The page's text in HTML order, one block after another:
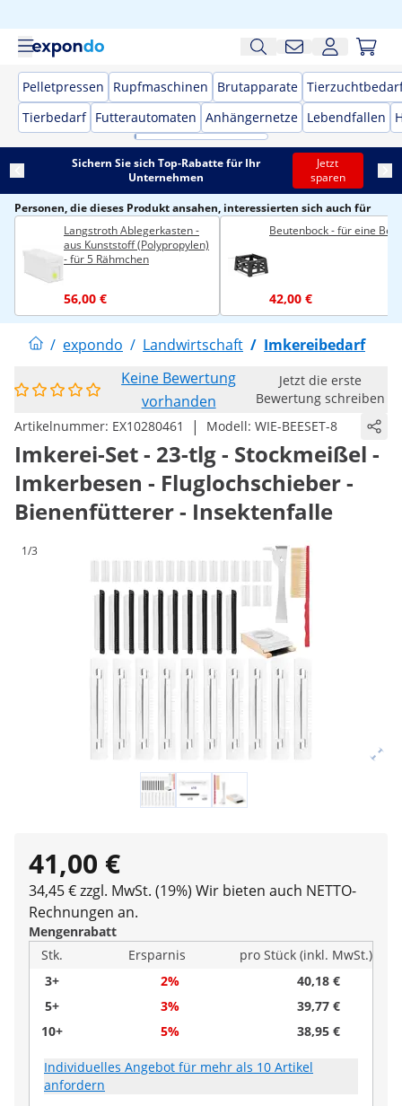
Pelletpressen Rupfmaschinen Brutapparate
Tierbedarf Futterautomaten Anhängernetze Lebendfallen
Sichern Sie sich Top-Rabatte für Ihr
Unternehmen
Jetzt
sparen
Personen, die dieses Produkt ansahen, interessierten sich auch für
Langstroth Ablegerkasten -
aus Kunststoff (Polypropylen)
- für 5 Rähmchen
56,00 €
Beutenbock - für eine
42,00 €
/ expondo / Landwirtschaft / Imkereibedarf
Keine Bewertung
vorhanden
Jetzt die erste
Bewertung schreiben
Artikelnummer: EX10280461 | Modell: WIE-BEESET-8
Imkerei-Set - 23-tlg - Stockmeißel -
Imkerbesen - Fluglochschieber -
Bienenfütterer - Insektenfalle
1/3
41,00 €
34,45 € zzgl. MwSt. (19%) Wir bieten auch NETTO-
Rechnungen an.
Mengenrabatt
Stk.
Ersparnis
pro Stück (inkl. MwSt.)
3+
2%
40,18 €
5+
3%
39,77 €
10+
5% 38,95 €
Individuelles Angebot für mehr als 10 Artikel
anfordern